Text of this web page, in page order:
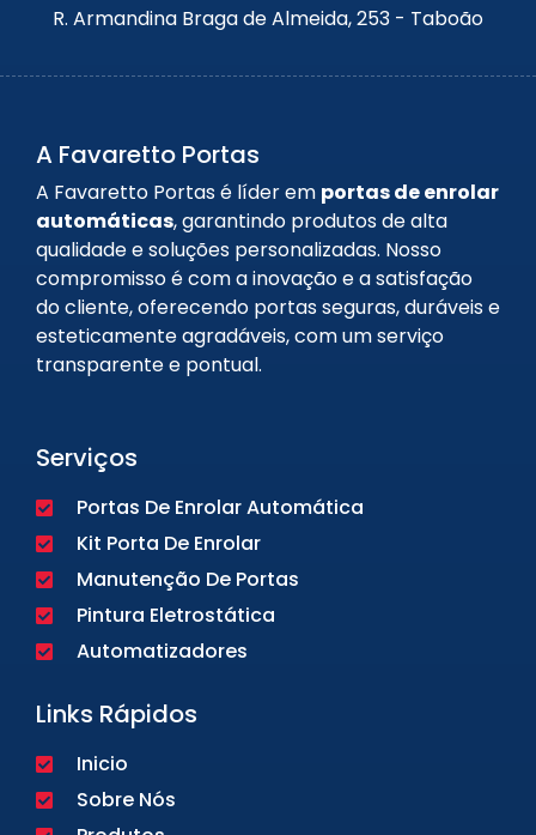
R. Armandina Braga de Almeida, 253 - Taboão
A Favaretto Portas
A Favaretto Portas é líder em portas de enrolar
automáticas, garantindo produtos de alta
qualidade e soluções personalizadas. Nosso
compromisso é com a inovação e a satisfação
do cliente, oferecendo portas seguras, duráveis e
esteticamente agradáveis, com um serviço
transparente e pontual.
Serviços
Portas De Enrolar Automática
Kit Porta De Enrolar
Manutenção De Portas
Pintura Eletrostática
Automatizadores
Links Rápidos
Inicio
Sobre Nós